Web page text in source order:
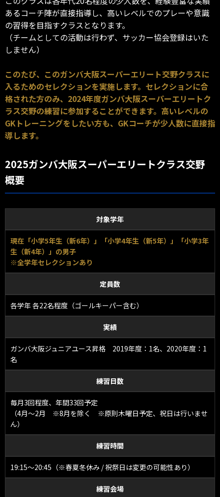
あるコーチ陣が直接指導し、高いレベルでのプレーや意識
の習得を目指すクラスとなります。
（チームとしての活動は行わず、サッカー協会登録はいた
しません）
このたび、このガンバ大阪スーパーエリート交野クラスに
入るためのセレクションを実施します。セレクションに合
格された方のみ、2024年度ガンバ大阪スーパーエリートク
ラス交野の練習に参加することができます。高いレベルの
GKトレーニングをしたい方も、GKコーチが少人数に直接指
導します。
2025ガンバ大阪スーパーエリートクラス交野
概要
対象学年
現在「小学5年生（新6年）」「小学4年生（新5年）」「小学3年
生（新4年）」の男子
※全学年セレクションあり
定員数
各学年 各22名程度（ゴールキーパー含む）
実績
ガンバ大阪ジュニアユース昇格 2019年度：1名、2020年度：1
名
練習日数
毎月3回程度、年間33回予定
（4月～2月 ※8月を除く ※原則木曜日予定、祝日は行いませ
ん）
練習時間
19:15～20:45（※春夏冬休み / 祝祭日は変更の可能性あり）
練習会場